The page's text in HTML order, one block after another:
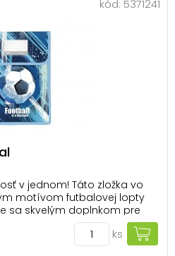
kód: 5371241
v jednom! Táto zložka vo
motívom futbalovej lopty
sa skvelým doplnkom pre
Ideálna na školské
materiály, ktoré
Vďaka pevné...
ks